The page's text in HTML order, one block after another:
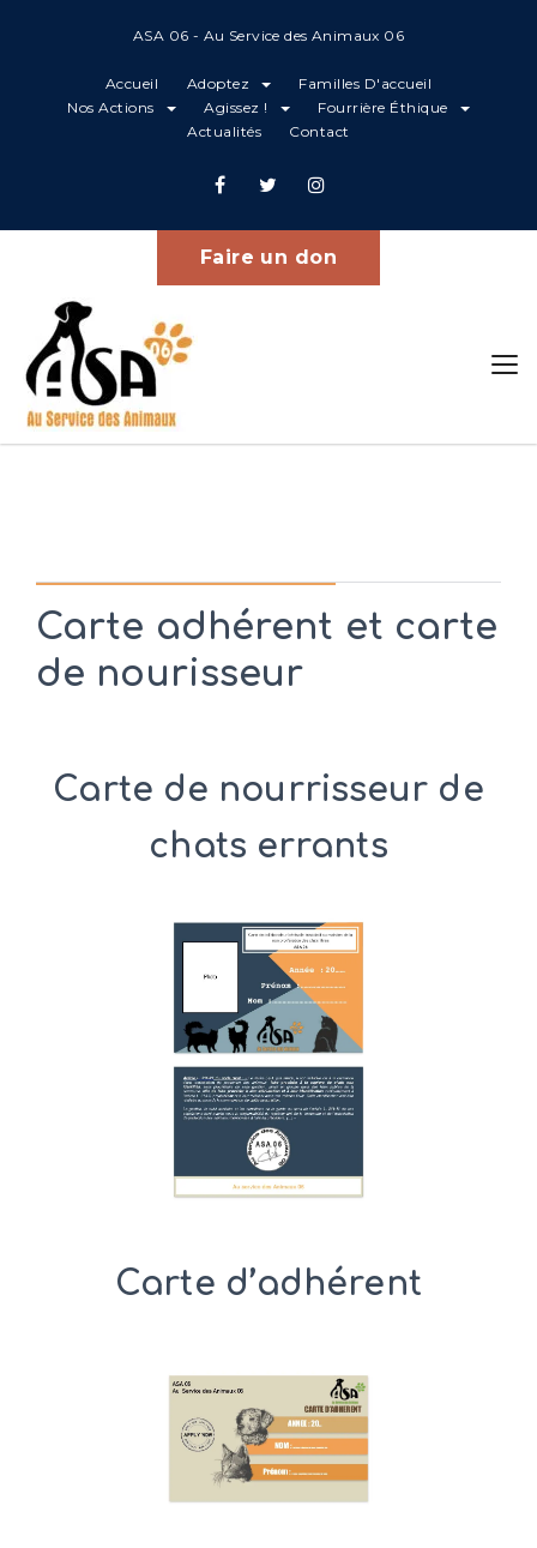
ASA 06 - Au Service des Animaux 06
Accueil Adoptez
Familles D'accueil
Nos Actions
Agissez !
Fourrière Éthique
Actualités
Contact
Faire un don
Home Cartes
Carte adhérent et carte
de nourisseur
Carte de nourrisseur de
chats errants
Carte d’adhérent